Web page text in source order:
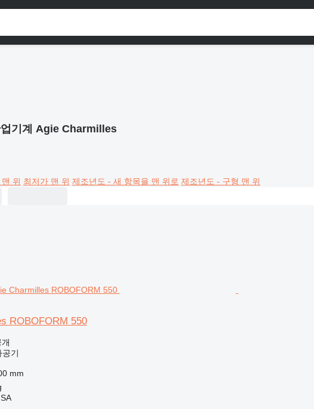
기계 Agie Charmilles
위 최저가 맨 위 제조년도 - 새 항목을 맨 위로 제조년도 - 구형 맨 위
ROBOFORM 550
기
mm